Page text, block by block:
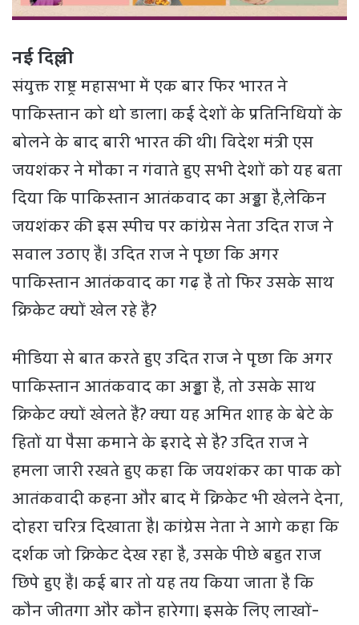
नई दिल्ली
संयुक्त राष्ट्र महासभा में एक बार फिर भारत ने
पाकिस्तान को धो डाला। कई देशों के प्रतिनिधियों के
बोलने के बाद बारी भारत की थी। विदेश मंत्री एस
जयशंकर ने मौका न गंवाते हुए सभी देशों को यह बता
दिया कि पाकिस्तान आतंकवाद का अड्डा है,लेकिन
जयशंकर की इस स्पीच पर कांग्रेस नेता उदित राज ने
सवाल उठाए हैं। उदित राज ने पूछा कि अगर
पाकिस्तान आतंकवाद का गढ़ है तो फिर उसके साथ
क्रिकेट क्यों खेल रहे हैं?
मीडिया से बात करते हुए उदित राज ने पूछा कि अगर
पाकिस्तान आतंकवाद का अड्डा है, तो उसके साथ
क्रिकेट क्यों खेलते हैं? क्या यह अमित शाह के बेटे के
हितों या पैसा कमाने के इरादे से है? उदित राज ने
हमला जारी रखते हुए कहा कि जयशंकर का पाक को
आतंकवादी कहना और बाद में क्रिकेट भी खेलने देना,
दोहरा चरित्र दिखाता है। कांग्रेस नेता ने आगे कहा कि
दर्शक जो क्रिकेट देख रहा है, उसके पीछे बहुत राज
छिपे हुए हैं। कई बार तो यह तय किया जाता है कि
कौन जीतगा और कौन हारेगा। इसके लिए लाखों-